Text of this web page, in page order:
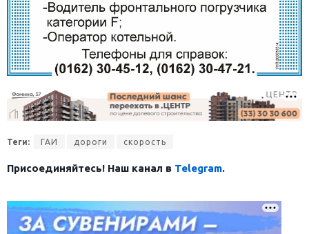
Теги: ГАИ дороги скорость
Присоединяйтесь! Наш канал в Telegram.